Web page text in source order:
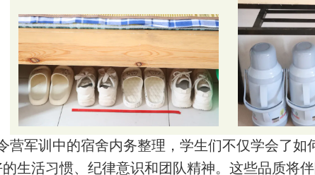
营军训中的宿舍内务整理，学生们不仅学会了
生活习惯、纪律意识和团队精神。这些品质将